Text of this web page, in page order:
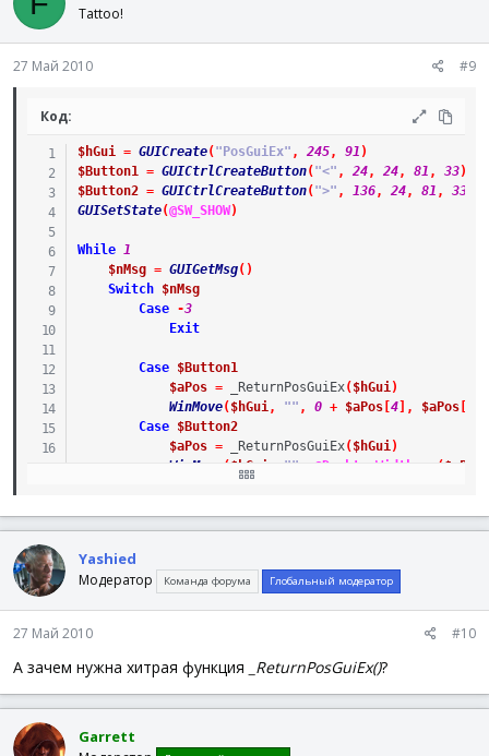
Tattoo!
27 Май 2010 #9
Код:
$hGui = GUICreate( "PosGuiEx" , 245, 91 )
$Button1 = GUICtrlCreateButton( "<" , 24, 24, 81 , 33)
$Button2 = GUICtrlCreateButton( ">" , 136, 24, 81 , 33
GUISetState(@SW_SHOW)
While 1
$nMsg = GUIGetMsg( )
Switch
$nMsg
Case
-3
Exit
Case
$Button1
$aPos = _ReturnPosGuiEx( $hGui)
WinMove( $hGui, "" , 0 + $aPos[ 4] , $aPos[
Case
$Button2
$aPos = _ReturnPosGuiEx( $hGui)
WinMove
( $hGui "" @DesktopWidth ( $aPos
$aWinPos = WinGetPos $hWnd)
$aWinClientSize [1
$Pos [ 6
EndFunc
Yashied
Модератор Команда форума Глобальный модератор
27 Май 2010 #10
А зачем нужна хитрая функция _ReturnPosGuiEx()?
Garrett